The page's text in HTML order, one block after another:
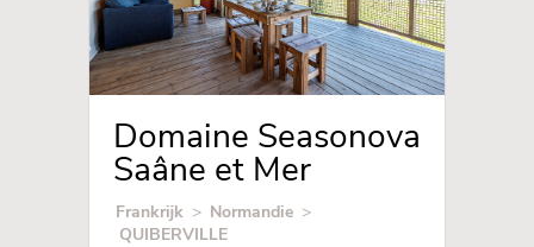
Domaine Seasonova
Saâne et Mer
Frankrijk > Normandie >
QUIBERVILLE